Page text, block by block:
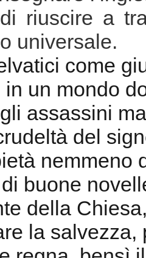
riuscire a
universale.
come
in un mondo
assassini
del
nemmeno
buone
della
la salvezza,